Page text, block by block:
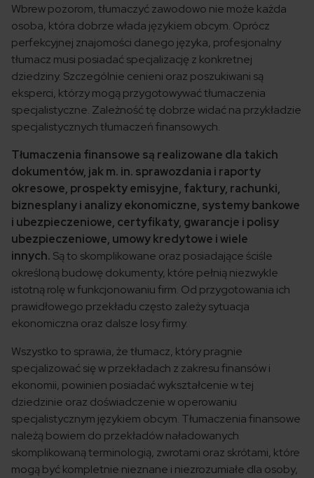
Wbrew pozorom, tłumaczyć zawodowo nie może każda
osoba, która dobrze włada językiem obcym. Oprócz
perfekcyjnej znajomości danego języka, profesjonalny
tłumacz musi posiadać specjalizację z konkretnej
dziedziny. Szczególnie cenieni oraz poszukiwani są
eksperci, którzy mogą przygotowywać tłumaczenia
specjalistyczne. Zależność tę dobrze widać na przykładzie
specjalistycznych tłumaczeń finansowych.
Tłumaczenia finansowe są realizowane dla takich
dokumentów, jak m. in. sprawozdania i raporty
okresowe, prospekty emisyjne, faktury, rachunki,
biznesplany i analizy ekonomiczne, systemy bankowe
i ubezpieczeniowe, certyfikaty, gwarancje i polisy
ubezpieczeniowe, umowy kredytowe i wiele
innych. Są to skomplikowane oraz posiadające ściśle
określoną budowę dokumenty, które pełnią niezwykle
istotną rolę w funkcjonowaniu firm. Od przygotowania ich
prawidłowego przekładu często zależy sytuacja
ekonomiczna oraz dalsze losy firmy.
Wszystko to sprawia, że tłumacz, który pragnie
specjalizować się w przekładach z zakresu finansów i
ekonomii, powinien posiadać wykształcenie w tej
dziedzinie oraz doświadczenie w operowaniu
specjalistycznym językiem obcym. Tłumaczenia finansowe
należą bowiem do przekładów naładowanych
skomplikowaną terminologią, zwrotami oraz skrótami, które
mogą być kompletnie nieznane i niezrozumiałe dla osoby,